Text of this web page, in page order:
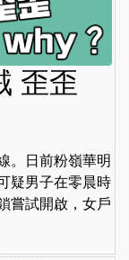
歪歪
。日前粉嶺華明
疑男子在零晨時
嘗試開啟，女戶